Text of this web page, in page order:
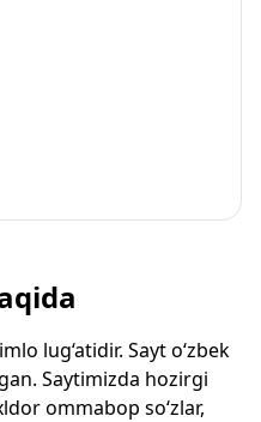
lug‘atidir. Sayt o‘zbek
Saytimizda hozirgi
ommabop so‘zlar,